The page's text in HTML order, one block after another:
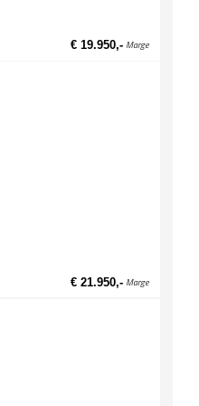
€ 19.950,- Marge
€ 21.950,- Marge